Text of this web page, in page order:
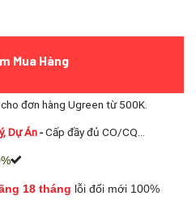
Mua Hàng
đơn hàng Ugreen từ 500K.
Dự Án-Cấp đầy đủ CO/CQ...
18 tháng lỗi đổi mới 100%